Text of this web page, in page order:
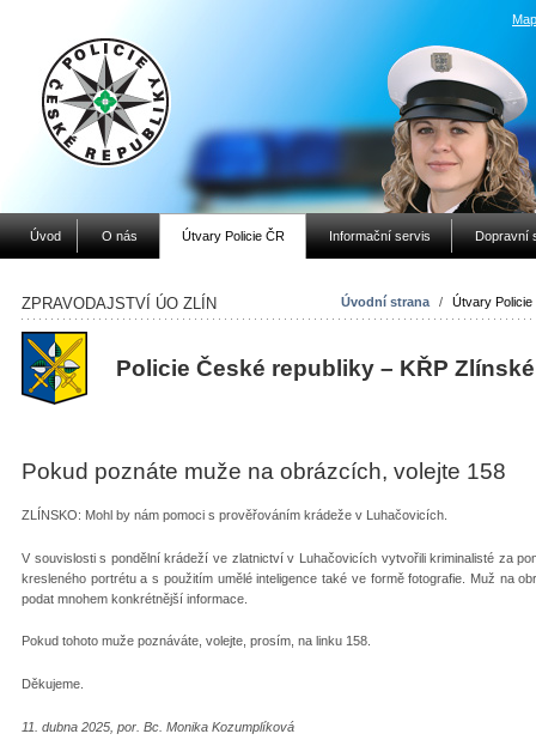
Úvod O nás Útvary Policie ČR Informační servis Dopravní
Úvodní strana / Útvary Policie
ZPRAVODAJSTVÍ ÚO ZLÍN
Policie České republiky – KŘP
Pokud poznáte muže na obrázcích, volejte 158
ZLÍNSKO: Mohl by nám pomoci s prověřováním krádeže v Luhačovicích.
V souvislosti s pondělní krádeží ve zlatnictví v Luhačovicích vytvořili kriminalisté za
kresleného portrétu a s použitím umělé inteligence také ve formě fotografie. Muž na
podat mnohem konkrétnější informace.
Pokud tohoto muže poznáváte, volejte, prosím, na linku 158.
Děkujeme.
11. dubna 2025, por. Bc. Monika Kozumplíková